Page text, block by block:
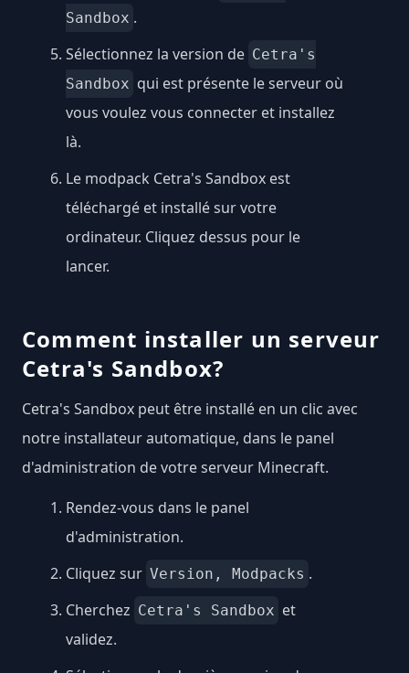
Sandbox .
Sélectionnez la version de Cetra's
Sandbox qui est présente le serveur où
vous voulez vous connecter et installez
là.
Le modpack Cetra's Sandbox est
téléchargé et installé sur votre
ordinateur. Cliquez dessus pour le
lancer.
Comment installer un serveur
Cetra's Sandbox?
Cetra's Sandbox peut être installé en un clic avec
notre installateur automatique, dans le panel
d'administration de votre serveur Minecraft.
Rendez-vous dans le panel
d'administration.
Cliquez sur Version, Modpacks .
Cherchez Cetra's Sandbox et
validez.